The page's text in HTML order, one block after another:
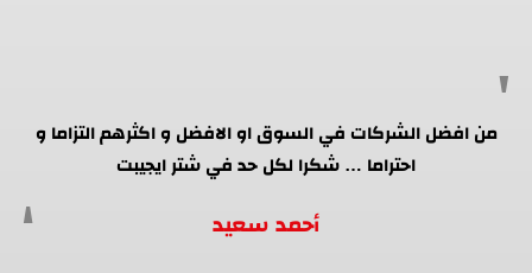
من افضل الشركات في السوق او الافضل و اكثرهم التزاما و
احتراما … شكرا لكل حد في شتر ايجيبت
أحمد سعيد